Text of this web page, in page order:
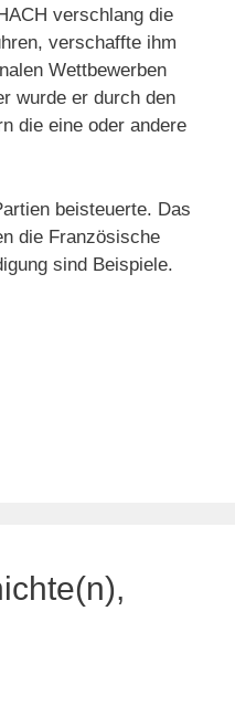
verschlang die
verschaffte ihm
Wettbewerben
wurde er durch den
die eine oder andere
beisteuerte. Das
die Französische
sind Beispiele.